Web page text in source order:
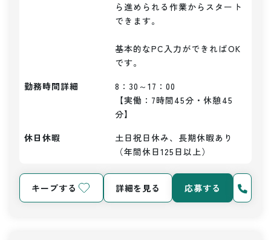
ら進められる作業からスタート
できます。
基本的なPC入力ができればOK
勤務時間詳細
8：30～17：00
【実働：7時間45分・休憩45
分】
休日休暇
土日祝日休み、長期休暇あり
（年間休日125日以上）
キープする 詳細を見る 応募する